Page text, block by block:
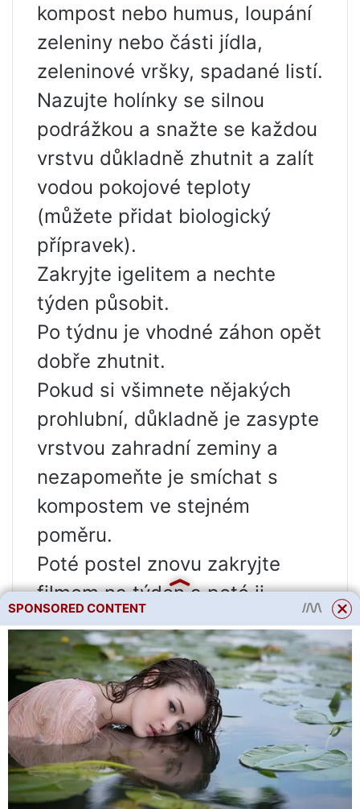
kompost nebo humus, loupání
zeleniny nebo části jídla,
zeleninové vršky, spadané listí.
Nazujte holínky se silnou
podrážkou a snažte se každou
vrstvu důkladně zhutnit a zalít
vodou pokojové teploty
(můžete přidat biologický
přípravek).
Zakryjte igelitem a nechte
týden působit.
Po týdnu je vhodné záhon opět
dobře zhutnit.
Pokud si všimnete nějakých
prohlubní, důkladně je zasypte
vrstvou zahradní zeminy a
nezapomeňte je smíchat s
kompostem ve stejném
poměru.
Poté postel znovu zakryjte
filmem na týden a poté ji
použijte k určenému účelu.
Vysoké teplé postele
Pro vysoké lůžko je třeba
postavit krabici – půda v
krabici se rychleji zahřeje.
Princip fungování je zde stejný,
pouze všechny vrstvy jsou
SPONSORED CONTENT